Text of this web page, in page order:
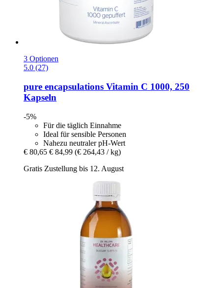
3 Optionen
5.0 (27)
pure encapsulations Vitamin C 1000, 250
Kapseln
-5%
Für die täglich Einnahme
Ideal für sensible Personen
Nahezu neutraler pH-Wert
€ 80,65 € 84,99 (€ 264,43 / kg)
Gratis Zustellung bis 12. August